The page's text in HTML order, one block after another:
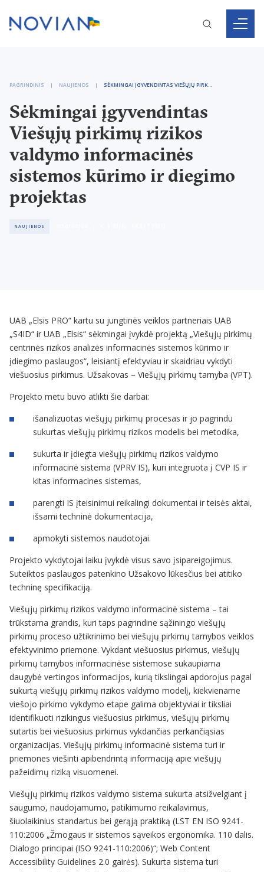
PAGRINDINIS NAUJIENOS SĖKMINGAI ĮGYVENDINTAS VIEŠŲJŲ PIRKIMŲ RIZIKOS VALDYMO INFORMACINĖS SISTEMOS KŪRIMO IR DIEGIMO PROJEKTAS
Sėkmingai įgyvendintas
Viešųjų pirkimų rizikos
valdymo informacinės
sistemos kūrimo ir diegimo
projektas
NAUJIENOS
UAB „Elsis PRO“ kartu su jungtinės veiklos partneriais UAB
„S4ID“ ir UAB „Elsis“ sėkmingai įvykdė projektą „Viešųjų pirkimų
centrinės rizikos analizės informacinės sistemos kūrimo ir
įdiegimo paslaugos“, leisiantį efektyviau ir skaidriau vykdyti
viešuosius pirkimus. Užsakovas – Viešųjų pirkimų tarnyba (VPT).
Projekto metu buvo atlikti šie darbai:
išanalizuotas viešųjų pirkimų procesas ir jo pagrindu
sukurtas viešųjų pirkimų rizikos modelis bei metodika,
sukurta ir įdiegta viešųjų pirkimų rizikos valdymo
informacinė sistema (VPRV IS), kuri integruota į CVP IS ir
kitas informacines sistemas,
parengti IS įteisinimui reikalingi dokumentai ir teisės aktai,
išsami techninė dokumentacija,
apmokyti sistemos naudotojai.
Projekto vykdytojai laiku įvykdė visus savo įsipareigojimus.
Suteiktos paslaugos patenkino Užsakovo lūkesčius bei atitiko
techninę specifikaciją.
Viešųjų pirkimų rizikos valdymo informacinė sistema – tai
trūkstama grandis, kuri taps pagrindine sąžiningo viešųjų
pirkimų proceso užtikrinimo bei viešųjų pirkimų tarnybos veiklos
efektyvinimo priemone. Vykdant viešuosius pirkimus, viešųjų
pirkimų tarnybos informacinėse sistemose sukaupiama
daugybė vertingos informacijos, kurią tikslingai apdorojus pagal
sukurtą viešųjų pirkimų rizikos valdymo modelį, kiekviename
viešojo pirkimo vykdymo etape galima objektyviai ir tiksliai
identifikuoti rizikingus viešuosius pirkimus, viešųjų pirkimų
sutartis bei viešuosius pirkimus vykdančias perkančiąsias
organizacijas. Viešųjų pirkimų informacinė sistema turi ir
priemones viešinti apibendrintą informaciją apie viešųjų
pažeidimų riziką visuomenei.
Viešųjų pirkimų rizikos valdymo sistema sukurta atsižvelgiant į
saugumo, naudojamumo, patikimumo reikalavimus,
šiuolaikinius standartus bei gerąją praktiką (LST EN ISO 9241-
110:2006 „Žmogaus ir sistemos sąveikos ergonomika. 110 dalis.
Dialogo principai (ISO 9241-110:2006)“; Web Content
Accessibility Guidelines 2.0 gairės). Sukurta sistema turi